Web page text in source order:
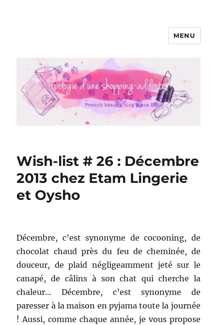
Apologie d'une Shopping-addicte
MENU
Wish-list # 26 : Décembre
2013 chez Etam Lingerie
et Oysho
Décembre, c’est synonyme de cocooning, de
chocolat chaud près du feu de cheminée, de
douceur, de plaid négligeamment jeté sur le
canapé, de câlins à son chat qui cherche la
chaleur… Décembre, c’est synonyme de
paresser à la maison en pyjama toute la journée
!Aussi, comme chaque année, je vous propose